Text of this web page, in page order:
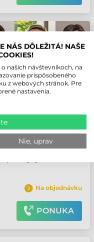
L0N-1A4B20E
Na objednávku
PONUKA
NÁS DÔLEŽITÁ! NAŠE
našich návštevníkoch, na
prispôsobeného
z webových stránok. Pre
nastavenia.
Nie, uprav